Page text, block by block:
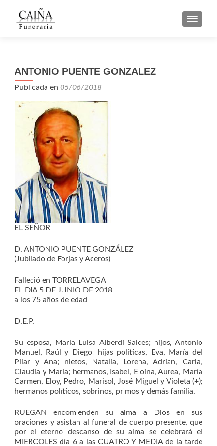
ANTONIO PUENTE GONZALEZ
Publicada en 05/06/2018
EL SEÑOR
D. ANTONIO PUENTE GONZÁLEZ
(Jubilado de Forjas y Aceros)
Falleció en TORRELAVEGA
EL DIA 5 DE JUNIO DE 2018
a los 75 años de edad
D.E.P.
Su esposa, María Luisa Alberdi Salces; hijos, Antonio
Manuel, Raúl y Diego; hijas políticas, Eva, María del
Pilar y Ana; nietos, Natalia, Lorena, Adrian, Carla,
Claudia y María; hermanos, Isabel, Eloina, Aurea, María
Carmen, Eloy, Pedro, Marisol, José Miguel y Violeta (+);
hermanos políticos, sobrinos, primos y demás familia.
RUEGAN encomienden su alma a Dios en sus
oraciones y asistan al funeral de cuerpo presente, que
por el eterno descanso de su alma se celebrará el
MIERCOLES día 6 a las CUATRO Y MEDIA de la tarde